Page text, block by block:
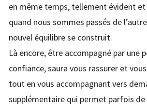
en même temps, tellement évident et
quand nous sommes passés de
nouvel équilibre se construit.
Là encore, être accompagné par une
confiance, saura vous rassurer et
tout en vous accompagnant vers
supplémentaire qui permet parfois